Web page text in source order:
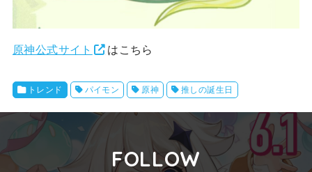
原神公式サイト はこちら
トレンド パイモン 原神 推しの誕生日
FOLLOW